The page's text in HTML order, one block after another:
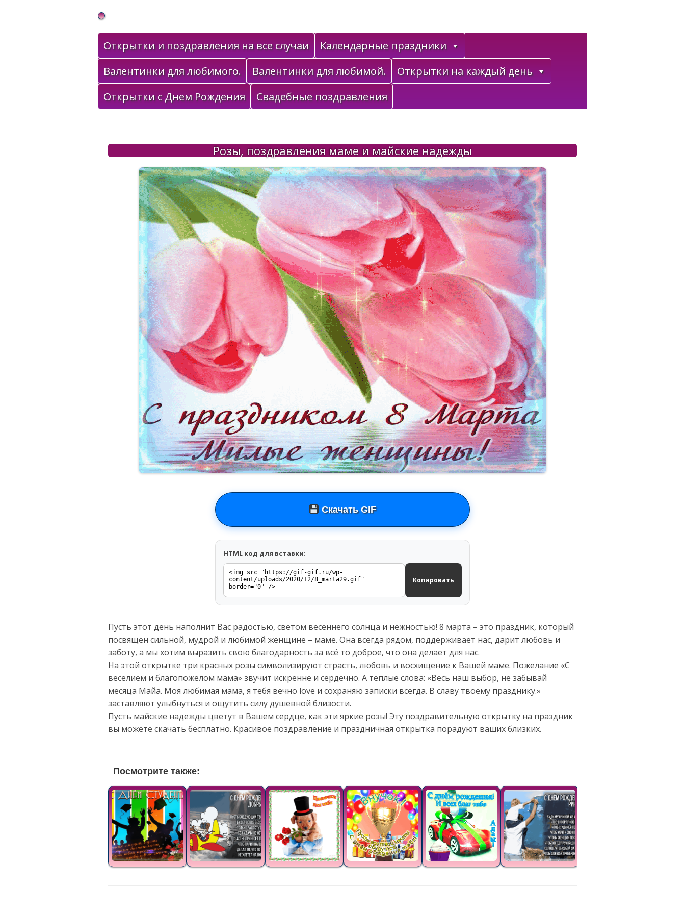
Gif Открытки в подарок
Открытки и поздравления на все случаи
Календарные праздники
Валентинки для любимого.
Валентинки для любимой.
Открытки на каждый день
Открытки с Днем Рождения
Свадебные поздравления
Розы, поздравления маме и майские надежды
Скачать GIF
HTML код для вставки:
Копировать
Пусть этот день наполнит Вас радостью, светом весеннего солнца и нежностью! 8 марта – это праздник, который
посвящен сильной, мудрой и любимой женщине – маме. Она всегда рядом, поддерживает нас, дарит любовь и
заботу, а мы хотим выразить свою благодарность за всё то доброе, что она делает для нас.
На этой открытке три красных розы символизируют страсть, любовь и восхищение к Вашей маме. Пожелание «С
веселием и благопожелом мама» звучит искренне и сердечно. А теплые слова: «Весь наш выбор, не забывай
месяца Майa. Моя любимая мама, я тебя вечно love и сохраняю записки всегда. В славу твоему празднику.»
заставляют улыбнуться и ощутить силу душевной близости.
Пусть майские надежды цветут в Вашем сердце, как эти яркие розы! Эту поздравительную открытку на праздник
вы можете скачать бесплатно. Красивое поздравление и праздничная открытка порадуют ваших близких.
Посмотрите также: